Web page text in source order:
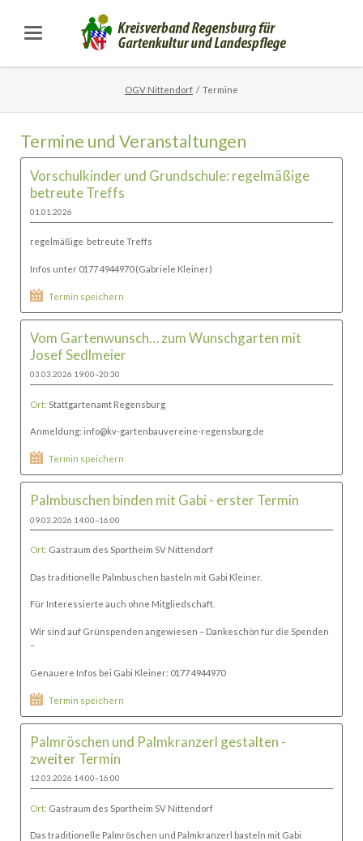
OGV Nittendorf Termine
Termine und Veranstaltungen
Vorschulkinder und Grundschule: regelmäßige
betreute Treffs
01.01.2026
regelmäßige betreute Treffs
Infos unter 0177 4944970 (Gabriele Kleiner)
Termin speichern
Vom Gartenwunsch… zum Wunschgarten mit
Josef Sedlmeier
03.03.2026 19:00–20:30
Ort: Stattgartenamt Regensburg
Anmeldung: info@kv-gartenbauvereine-regensburg.de
Termin speichern
Palmbuschen binden mit Gabi - erster Termin
09.03.2026 14:00–16:00
Ort: Gastraum des Sportheim SV Nittendorf
Das traditionelle Palmbuschen basteln mit Gabi Kleiner.
Für Interessierte auch ohne Mitgliedschaft.
Wir sind auf Grünspenden angewiesen – Dankeschön für die Spenden
–
Genauere Infos bei Gabi Kleiner: 0177 4944970
Termin speichern
Palmröschen und Palmkranzerl gestalten -
zweiter Termin
12.03.2026 14:00–16:00
Ort: Gastraum des Sportheim SV Nittendorf
Das traditionelle Palmröschen und Palmkranzerl basteln mit Gabi